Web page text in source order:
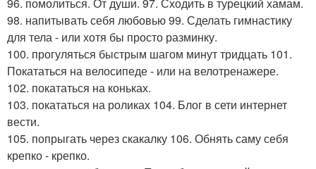
96. помолиться. От души. 97. Сходить в турецкий хамам.
98. напитывать себя любовью 99. Сделать гимнастику
для тела - или хотя бы просто разминку.
100. прогуляться быстрым шагом минут тридцать 101.
Покататься на велосипеде - или на велотренажере.
102. покататься на коньках.
103. покататься на роликах 104. Блог в сети интернет
вести.
105. попрыгать через скакалку 106. Обнять саму себя
крепко - крепко.